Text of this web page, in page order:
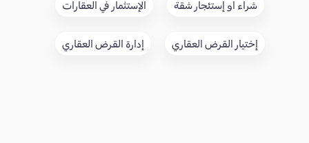
شراء او إستئجار شقة الإستثمار في العقارات
إختيار القرض العقاري إدارة القرض العقاري